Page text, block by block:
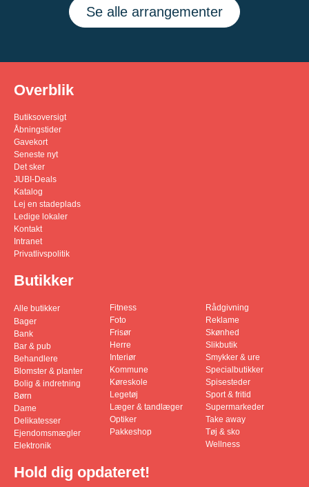
Se alle arrangementer
Overblik
Butiksoversigt
Åbningstider
Gavekort
Seneste nyt
Det sker
JUBI-Deals
Katalog
Lej en stadeplads
Ledige lokaler
Kontakt
Intranet
Privatlivspolitik
Butikker
Alle butikker
Bager
Bank
Bar & pub
Behandlere
Blomster & planter
Bolig & indretning
Børn
Dame
Delikatesser
Ejendomsmægler
Elektronik
Fitness
Foto
Frisør
Herre
Interiør
Kommune
Køreskole
Legetøj
Læger & tandlæger
Optiker
Pakkeshop
Rådgivning
Reklame
Skønhed
Slikbutik
Smykker & ure
Specialbutikker
Spisesteder
Sport & fritid
Supermarkeder
Take away
Tøj & sko
Wellness
Hold dig opdateret!